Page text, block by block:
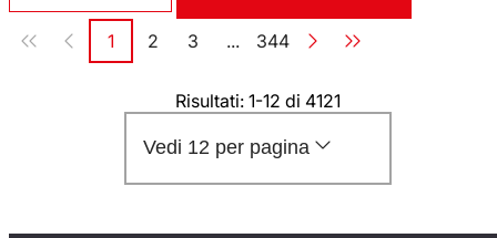
Paginazione
Pagina
1 Pagina
2 Pagina
3 ... Pagina
344
Risultati: 1-12 di 4121
Vedi 12 per pagina